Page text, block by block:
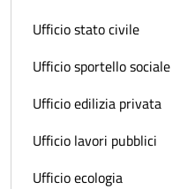
Ufficio stato civile
Ufficio sportello sociale
Ufficio edilizia privata
Ufficio lavori pubblici
Ufficio ecologia